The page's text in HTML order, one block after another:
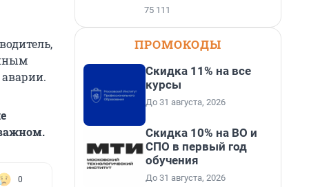
0
75 111
ПРОМОКОДЫ
Скидка 11% на все
курсы
До 31 августа, 2026
Скидка 10% на ВО и
СПО в первый год
обучения
До 31 августа, 2026